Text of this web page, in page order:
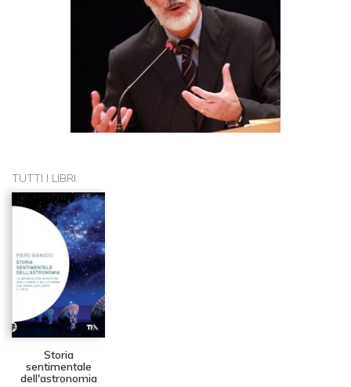
TUTTI I LIBRI
Storia
sentimentale
dell'astronomia